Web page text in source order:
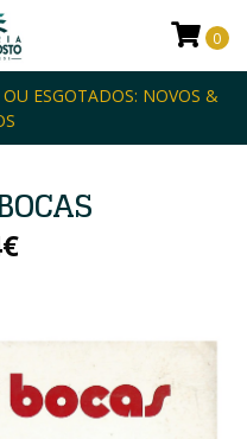
ESGOTADOS: NOVOS &
0